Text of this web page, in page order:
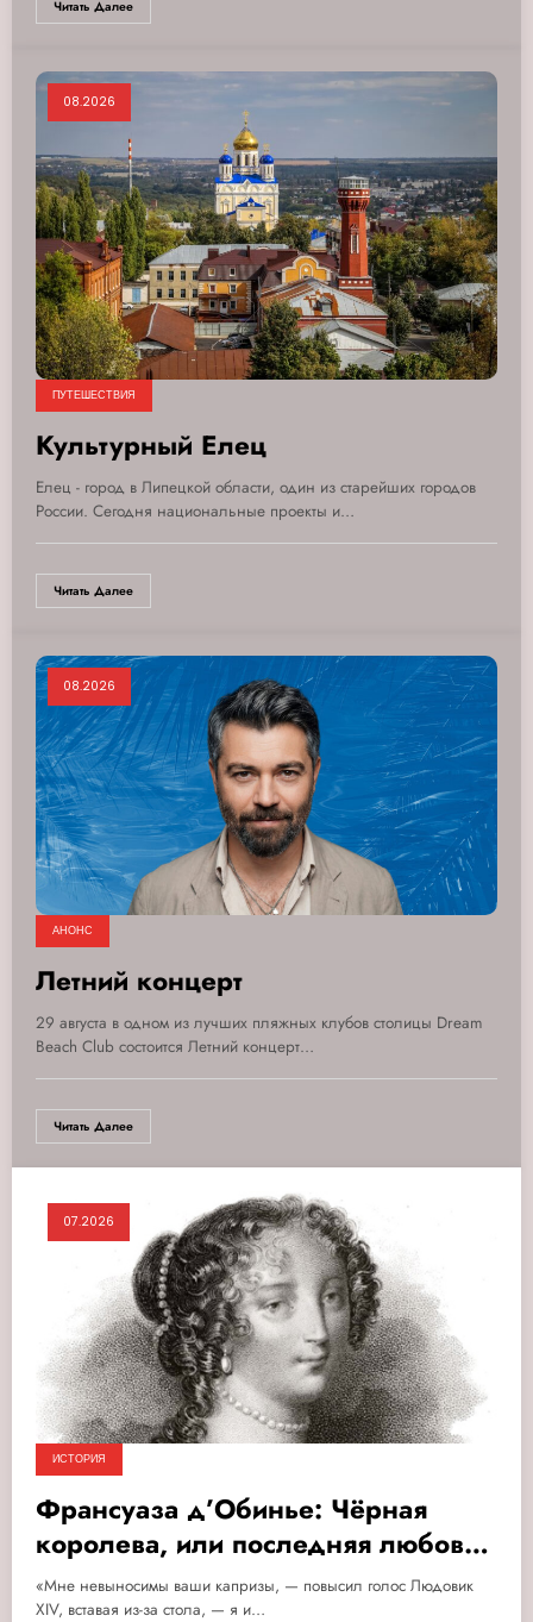
Читать Далее
08.2026
ПУТЕШЕСТВИЯ
Культурный Елец
Елец - город в Липецкой области, один из старейших городов
России. Сегодня национальные проекты и…
Читать Далее
08.2026
АНОНС
Летний концерт
29 августа в одном из лучших пляжных клубов столицы Dream
Beach Club состоится Летний концерт…
Читать Далее
07.2026
ИСТОРИЯ
Франсуаза д’Обинье: Чёрная
королева, или последняя любовь
Людовика XIV
«Мне невыносимы ваши капризы, — повысил голос Людовик
XIV, вставая из-за стола, — я и…